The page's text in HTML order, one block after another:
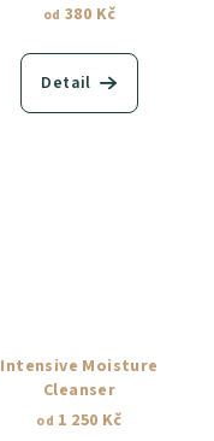
od 380 Kč
Detail
Intensive Moisture
Cleanser
od 1 250 Kč